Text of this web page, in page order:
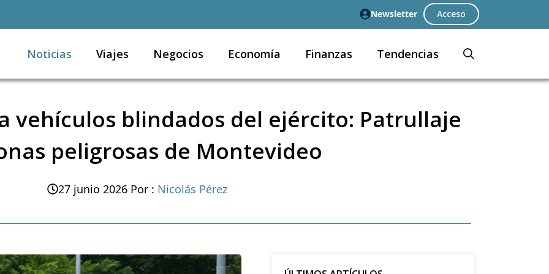
Newsletter Acceso
Noticias Viajes Negocios Economía Finanzas Tendencias
vehículos blindados del ejército: Patrullaje
peligrosas de Montevideo
27 junio 2026 Por : Nicolás Pérez